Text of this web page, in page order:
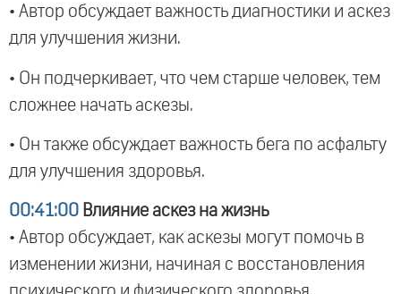
• Автор обсуждает важность диагностики и аскез
для улучшения жизни.
• Он подчеркивает, что чем старше человек, тем
сложнее начать аскезы.
• Он также обсуждает важность бега по асфальту
для улучшения здоровья.
00:41:00 Влияние аскез на жизнь
• Автор обсуждает, как аскезы могут помочь в
изменении жизни, начиная с восстановления